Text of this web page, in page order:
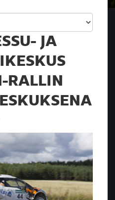
JA
RALLIN